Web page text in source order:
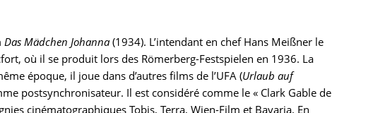
Das Mädchen Johanna(1934). L’intendant en chef Hans Meißner le
où il se produit lors des Römerberg-Festspielen en 1936. La
époque, il joue dans d’autres films de l’UFA (Urlaub auf
postsynchronisateur. Il est considéré comme le « Clark Gable de
cinématographiques Tobis, Terra, Wien-Film et Bavaria. En